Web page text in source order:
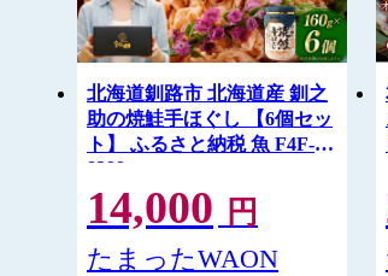
北海道釧路市 北海道産 釧之
助の焼鮭手ほぐし 【6個セッ
ト】 ふるさと納税 魚 F4F-
8399
14,000 円
たまったWAON